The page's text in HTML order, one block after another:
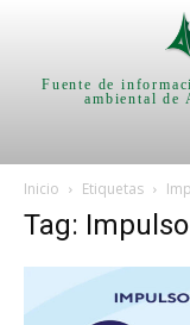
Fuente de
ambiental de
Inicio Etiquetas
Tag: